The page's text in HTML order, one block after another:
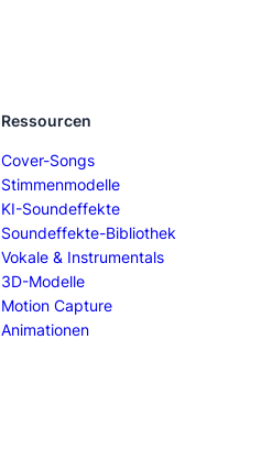
Ressourcen
Cover-Songs
Stimmenmodelle
KI-Soundeffekte
Soundeffekte-Bibliothek
Vokale & Instrumentals
3D-Modelle
Motion Capture
Animationen